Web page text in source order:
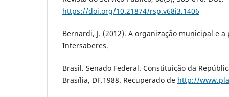
https://doi.org/10.21874/rsp.v68i3.1406
Bernardi, J. (2012). A organização municipal e
Intersaberes.
Brasil. Senado Federal. Constituição da
Brasília, DF.1988. Recuperado de http://